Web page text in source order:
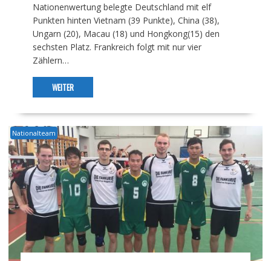
Nationenwertung belegte Deutschland mit elf
Punkten hinten Vietnam (39 Punkte), China (38),
Ungarn (20), Macau (18) und Hongkong(15) den
sechsten Platz. Frankreich folgt mit nur vier
Zählern…
WEITER
Nationalteam